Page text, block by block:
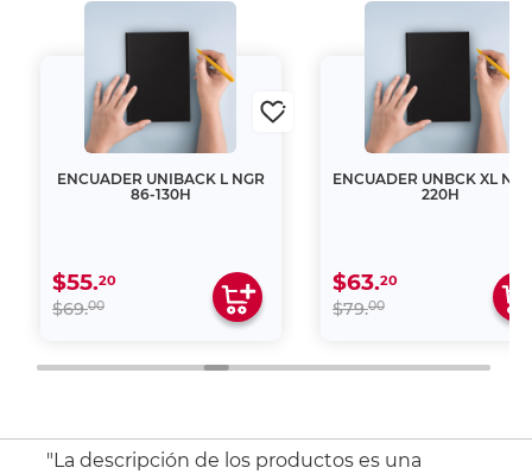
ENCUADER UNIBACK L NGR
86-130H
$55.20
$69.00
ENCUADER UNBCK XL
220H
$63.20
$79.00
"La descripción de los productos es una